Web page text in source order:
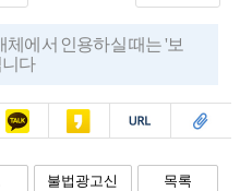
체에서 인용하실 때는 '보
니다
카톡 카스 복사 스크랩
불법광고신
목록